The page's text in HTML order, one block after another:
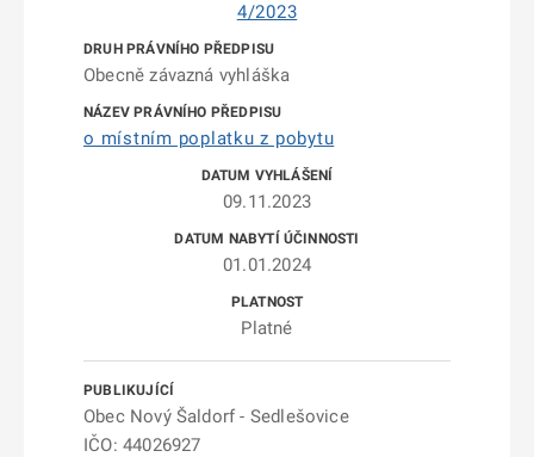
4/2023
Obecně závazná vyhláška
o místním poplatku z pobytu
09.11.2023
01.01.2024
Platné
Obec Nový Šaldorf - Sedlešovice
IČO: 44026927